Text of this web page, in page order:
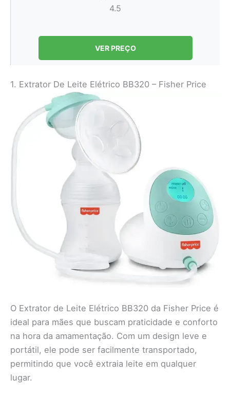
4.5
VER PREÇO
1. Extrator De Leite Elétrico BB320 – Fisher Price
O Extrator de Leite Elétrico BB320 da Fisher Price é
ideal para mães que buscam praticidade e conforto
na hora da amamentação. Com um design leve e
portátil, ele pode ser facilmente transportado,
permitindo que você extraia leite em qualquer
lugar.